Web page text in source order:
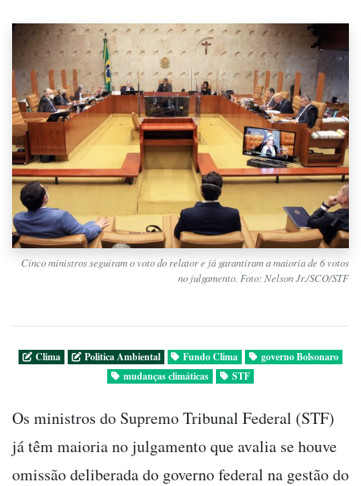
Cinco ministros seguiram o voto do relator e já garantiram a maioria de 6 votos
no julgamento. Foto: Nelson Jr./SCO/STF
Clima Politica Ambiental Fundo Clima
governo Bolsonaro
mudanças climáticas
STF
Os ministros do Supremo Tribunal Federal (STF)
já têm maioria no julgamento que avalia se houve
omissão deliberada do governo federal na gestão do